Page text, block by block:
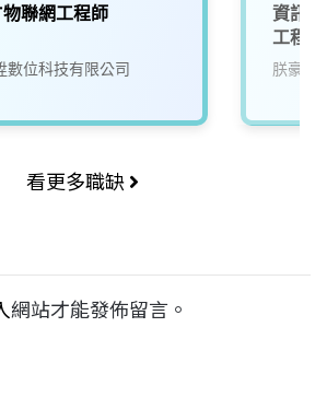
聯網工程師
數位科技有限公司
資訊
工程
朕豪大
看更多職缺
網站才能發佈留言。